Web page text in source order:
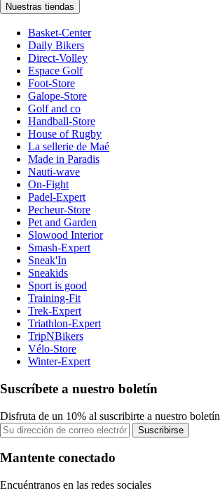
Nuestras tiendas
Basket-Center
Daily Bikers
Direct-Volley
Espace Golf
Foot-Store
Galope-Store
Golf and co
Handball-Store
House of Rugby
La sellerie de Maé
Made in Paradis
Nauti-wave
On-Fight
Padel-Expert
Pecheur-Store
Pet and Garden
Slowood Interior
Smash-Expert
Sneak'In
Sneakids
Sport is good
Training-Fit
Trek-Expert
Triathlon-Expert
TripNBikers
Vélo-Store
Winter-Expert
Suscríbete a nuestro boletín
Disfruta de un 10% al suscribirte a nuestro boletín
Suscribirse
Mantente conectado
Encuéntranos en las redes sociales